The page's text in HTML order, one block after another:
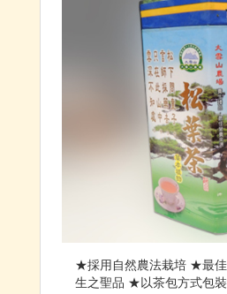
★採用自然農法栽培 ★最佳
生之聖品 ★以茶包方式包